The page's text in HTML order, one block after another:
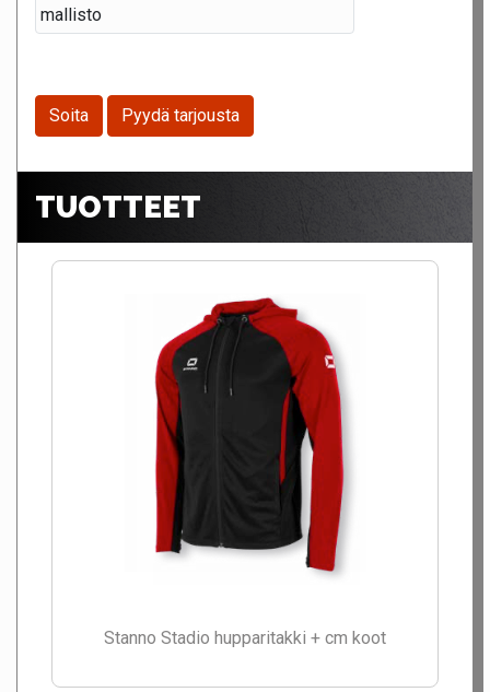
mallisto
Soita Pyydä tarjousta
TUOTTEET
Stanno Stadio hupparitakki + cm koot